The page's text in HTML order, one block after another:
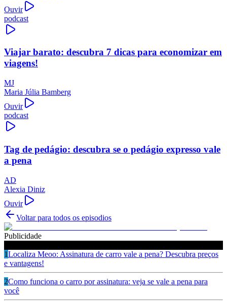
Ouvir
podcast
Viajar barato: descubra 7 dicas para economizar em
viagens!
MJ
Maria Júlia Bamberg
Ouvir
podcast
Tag de pedágio: descubra se o pedágio expresso vale
a pena
AD
Alexia Diniz
Ouvir
Voltar para todos os episodios
Publicidade
1Localiza Meoo: Assinatura de carro vale a pena? Descubra preços
e vantagens!
2Como funciona o carro por assinatura: veja se vale a pena para
você